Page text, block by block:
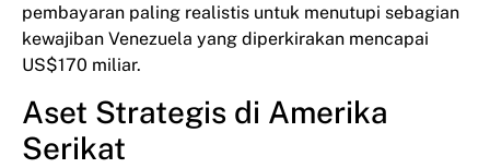
pembayaran paling realistis untuk menutupi sebagian
kewajiban Venezuela yang diperkirakan mencapai
US$170 miliar.
Aset Strategis di Amerika
Serikat